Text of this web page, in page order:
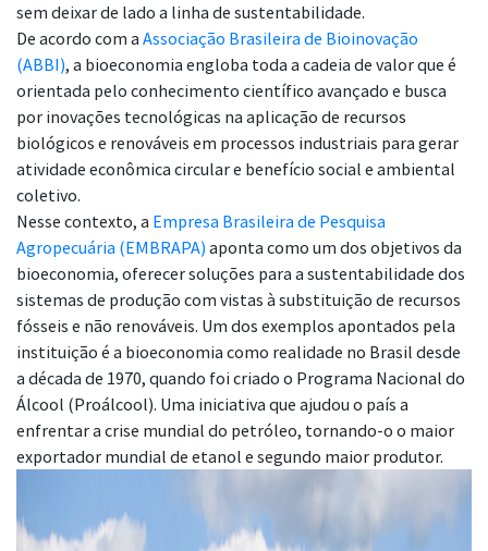
sem deixar de lado a linha de sustentabilidade.
De acordo com a Associação Brasileira de Bioinovação
(ABBI), a bioeconomia engloba toda a cadeia de valor que é
orientada pelo conhecimento científico avançado e busca
por inovações tecnológicas na aplicação de recursos
biológicos e renováveis em processos industriais para gerar
atividade econômica circular e benefício social e ambiental
coletivo.
Nesse contexto, a Empresa Brasileira de Pesquisa
Agropecuária (EMBRAPA) aponta como um dos objetivos da
bioeconomia, oferecer soluções para a sustentabilidade dos
sistemas de produção com vistas à substituição de recursos
fósseis e não renováveis. Um dos exemplos apontados pela
instituição é a bioeconomia como realidade no Brasil desde
a década de 1970, quando foi criado o Programa Nacional do
Álcool (Proálcool). Uma iniciativa que ajudou o país a
enfrentar a crise mundial do petróleo, tornando-o o maior
exportador mundial de etanol e segundo maior produtor.